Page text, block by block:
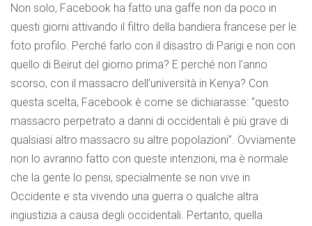
Non solo, Facebook ha fatto una gaffe non da poco in
questi giorni attivando il filtro della bandiera francese per le
foto profilo. Perché farlo con il disastro di Parigi e non con
quello di Beirut del giorno prima? E perché non l’anno
scorso, con il massacro dell’università in Kenya? Con
questa scelta, Facebook è come se dichiarasse: “questo
massacro perpetrato a danni di occidentali è più grave di
qualsiasi altro massacro su altre popolazioni”. Ovviamente
non lo avranno fatto con queste intenzioni, ma è normale
che la gente lo pensi, specialmente se non vive in
Occidente e sta vivendo una guerra o qualche altra
ingiustizia a causa degli occidentali. Pertanto, quella